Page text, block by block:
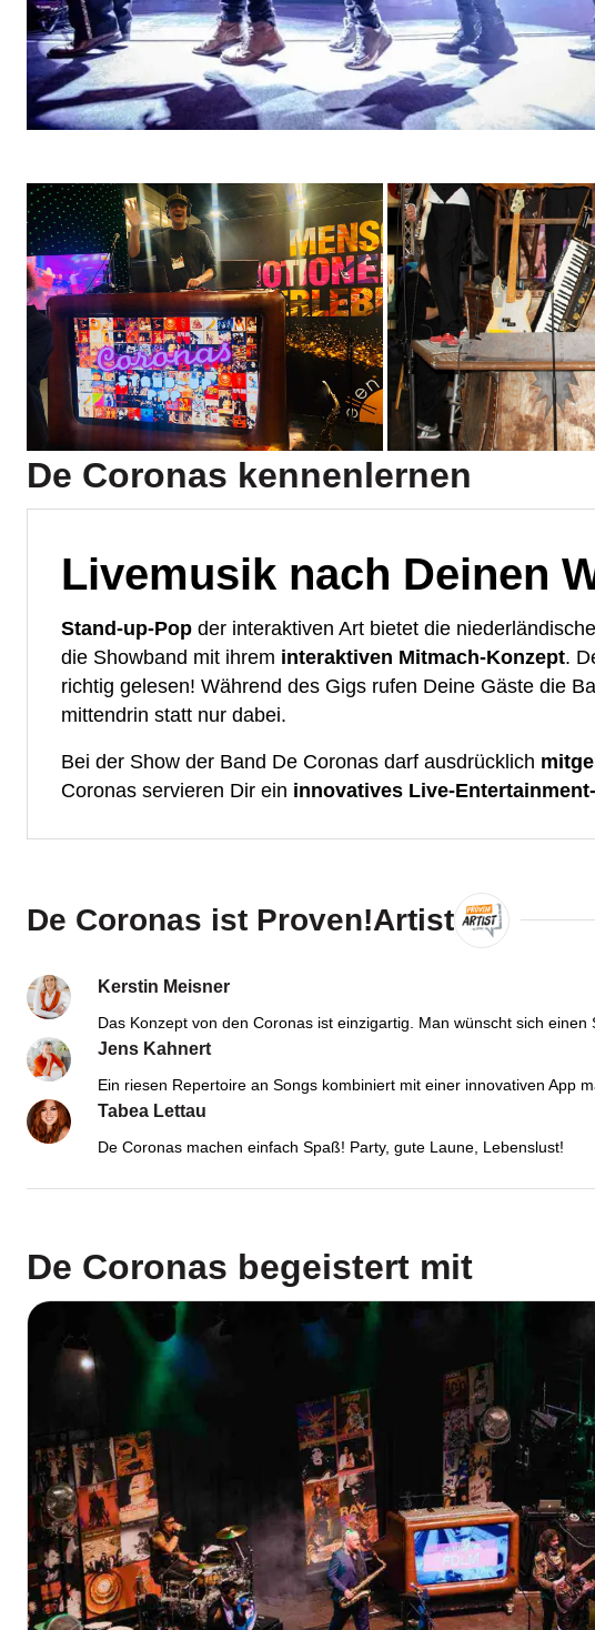
De Coronas kennenlernen
Livemusik nach Deinen
Stand-up-Pop der interaktiven Art bietet die
die Showband mit ihrem interaktiven Mitmach-Konzept.
richtig gelesen! Während des Gigs rufen Deine Gäste die
mittendrin statt nur dabei.
Bei der Show der Band De Coronas darf ausdrücklich
Coronas servieren Dir ein innovatives Live-
De Coronas ist Proven!Artist
Kerstin Meisner
Das Konzept von den Coronas ist einzigartig. Man wünscht sich
Jens Kahnert
Ein riesen Repertoire an Songs kombiniert mit einer innovativen App
Tabea Lettau
De Coronas machen einfach Spaß! Party, gute Laune, Lebenslust!
De Coronas begeistert mit